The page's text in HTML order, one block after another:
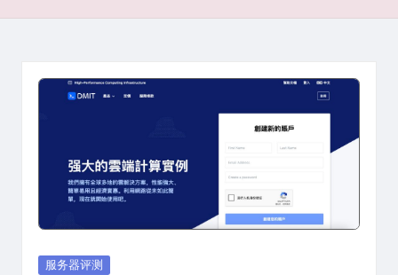
Posted
服务器评测